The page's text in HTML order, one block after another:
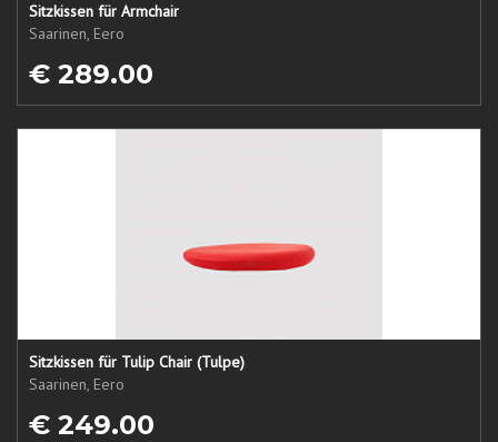
Sitzkissen für Armchair
Saarinen, Eero
€ 289.00
Sitzkissen für Tulip Chair (Tulpe)
Saarinen, Eero
€ 249.00